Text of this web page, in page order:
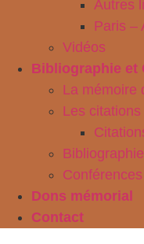
Autres
Paris –
Vidéos
Bibliographie et
La mémoire
Les citations
Bibliographie
Conférences
Dons mémorial
Contact